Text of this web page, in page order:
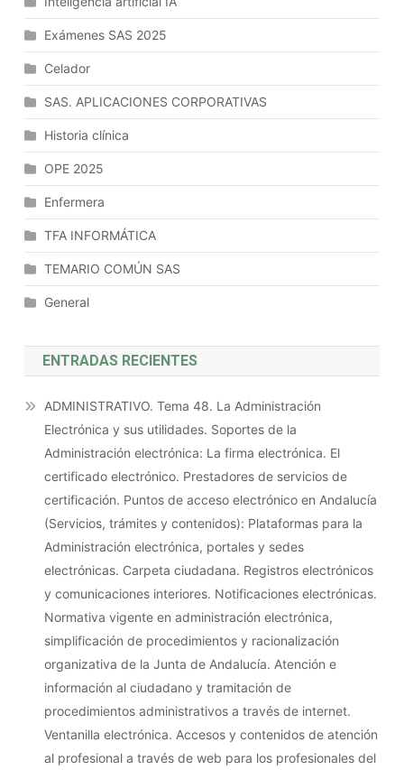
Exámenes SAS 2025
Celador
SAS. APLICACIONES CORPORATIVAS
Historia clínica
OPE 2025
Enfermera
TFA INFORMÁTICA
TEMARIO COMÚN SAS
General
ENTRADAS RECIENTES
ADMINISTRATIVO. Tema 48. La Administración
Electrónica y sus utilidades. Soportes de la
Administración electrónica: La firma electrónica. El
certificado electrónico. Prestadores de servicios de
certificación. Puntos de acceso electrónico en Andalucía
(Servicios, trámites y contenidos): Plataformas para la
Administración electrónica, portales y sedes
electrónicas. Carpeta ciudadana. Registros electrónicos
y comunicaciones interiores. Notificaciones electrónicas.
Normativa vigente en administración electrónica,
simplificación de procedimientos y racionalización
organizativa de la Junta de Andalucía. Atención e
información al ciudadano y tramitación de
procedimientos administrativos a través de internet.
Ventanilla electrónica. Accesos y contenidos de atención
al profesional a través de web para los profesionales del